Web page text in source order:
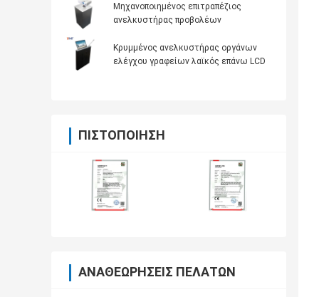
Μηχανοποιημένος επιτραπέζιος
ανελκυστήρας προβολέων
Κρυμμένος ανελκυστήρας οργάνων
ελέγχου γραφείων λαϊκός επάνω LCD
ΠΙΣΤΟΠΟΊΗΣΗ
ΑΝΑΘΕΩΡΉΣΕΙΣ ΠΕΛΑΤΏΝ